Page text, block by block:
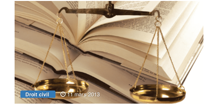
Droit civil 11 mars 2013